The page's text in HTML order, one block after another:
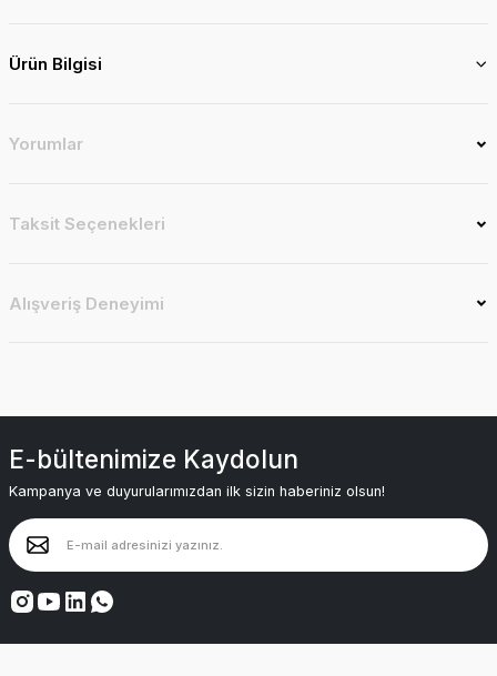
Ürün Bilgisi
Yorumlar
Taksit Seçenekleri
Alışveriş Deneyimi
E-bültenimize Kaydolun
Kampanya ve duyurularımızdan ilk sizin haberiniz olsun!